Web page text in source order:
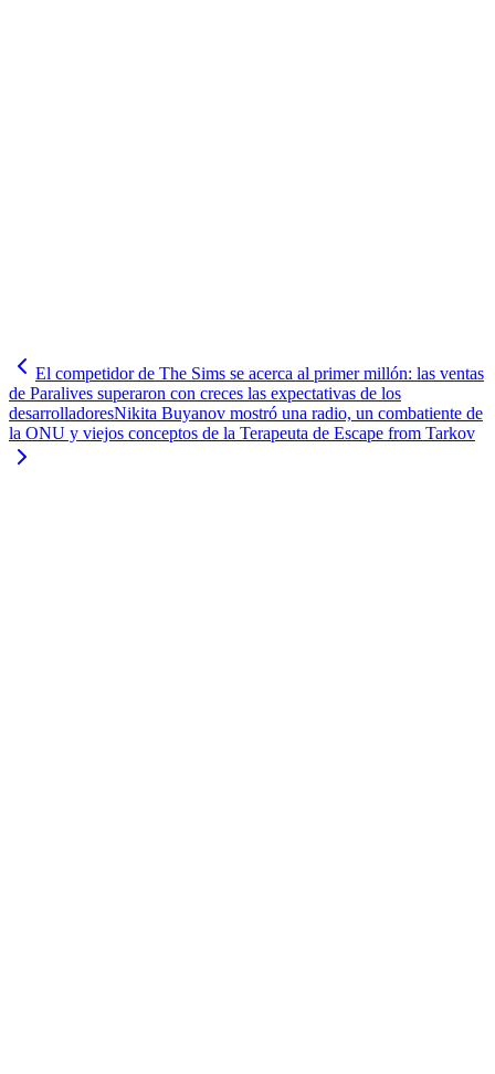
El competidor de The Sims se acerca al primer millón: las ventas
de Paralives superaron con creces las expectativas de los
desarrolladoresNikita Buyanov mostró una radio, un combatiente de
la ONU y viejos conceptos de la Terapeuta de Escape from Tarkov